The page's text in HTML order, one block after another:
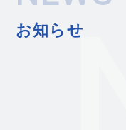
究室
お知らせ